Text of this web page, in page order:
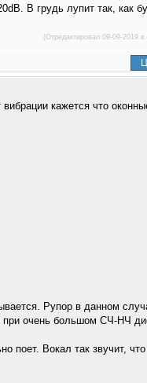
В грудь лупит так, как
(Отредактировал 09-09-2019 в
кажется что
Рупор в данном
при очень большом СЧ-НЧ
поет. Вокал так звучит, что